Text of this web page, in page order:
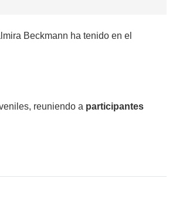
Beckmann ha tenido en el
reuniendo a participantes